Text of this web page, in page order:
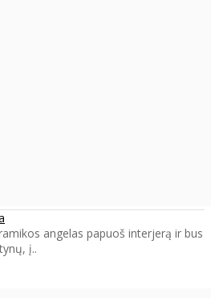
angelas papuoš interjerą ir bus
į..